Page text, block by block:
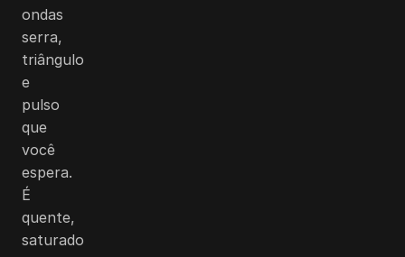
ondas
serra,
triângulo
e
pulso
que
você
espera.
É
quente,
saturado